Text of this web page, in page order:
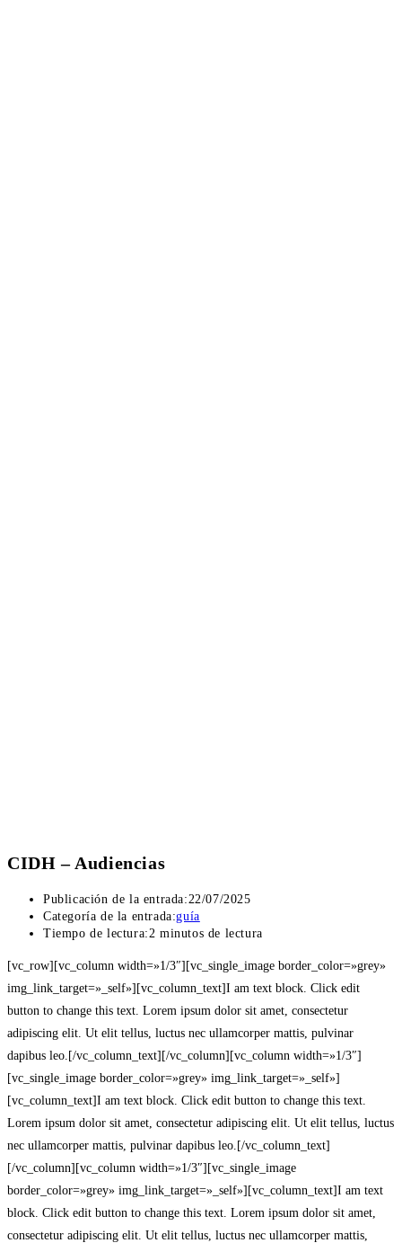
CIDH – Audiencias
Publicación de la entrada: 22/07/2025
Categoría de la entrada:guía
Tiempo de lectura: 2 minutos de lectura
[vc_row][vc_column width=»1/3″][vc_single_image border_color=»grey»
img_link_target=»_self»][vc_column_text]I am text block. Click edit
button to change this text. Lorem ipsum dolor sit amet, consectetur
adipiscing elit. Ut elit tellus, luctus nec ullamcorper mattis, pulvinar
dapibus leo.[/vc_column_text][/vc_column][vc_column width=»1/3″]
[vc_single_image border_color=»grey» img_link_target=»_self»]
[vc_column_text]I am text block. Click edit button to change this text.
Lorem ipsum dolor sit amet, consectetur adipiscing elit. Ut elit tellus, luctus
nec ullamcorper mattis, pulvinar dapibus leo.[/vc_column_text]
[/vc_column][vc_column width=»1/3″][vc_single_image
border_color=»grey» img_link_target=»_self»][vc_column_text]I am text
block. Click edit button to change this text. Lorem ipsum dolor sit amet,
consectetur adipiscing elit. Ut elit tellus, luctus nec ullamcorper mattis,